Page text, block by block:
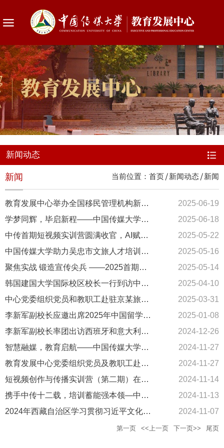
新闻动态
当前位置： 首页 新闻动态 新闻
新闻
教育发展中心举办全国移民管理机构新闻舆论工作培训班
2025-06-19
学梦同辉，毕启新程——中国传媒大学2025届国际预科项目学员结业典礼隆重举行
2025-06-18
中传首期短视频实训营圆满收官，AI赋能创作培育数字传播生力军
2025-05-22
中国传媒大学助力吴忠市文旅人才培训项目圆满收官
2025-05-16
聚焦实战 锻造宣传尖兵 ——2025首期新闻宣传短训营举办
2025-05-14
韩国建国大学国际校区校长一行到访中国传媒大学
2025-04-10
中心党委组织党员和教职工赴驻京某旅开展主题实践教育活动
2025-03-31
李新军副校长应邀出席2025年中国留学服务中心国际教育项目专题研讨会
2025-01-08
李新军副校长率团出访西班牙和意大利高校
2024-12-26
智慧融媒，教育启航——中国传媒大学举办影视融媒教师培训班
2024-11-27
教育发展中心党委组织党员及教职工赴中国人民解放军仪仗司礼大队参观学习
2024-11-27
短视频创作与传播实训营（第二期）在我校成功举办
2024-11-14
携手中传十二载，培训蓄能强本领—中核集团2024年新闻发言人培训班圆满结业
2024-11-13
2024年西藏自治区学习贯彻习近平文化思想暨全区文艺精品创作研修班在我校举办
2024-11-07
第一页 <<上一页 下一页>> 尾页